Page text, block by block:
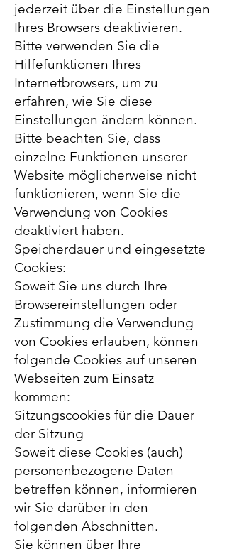
jederzeit über die Einstellungen
Ihres Browsers deaktivieren.
Bitte verwenden Sie die
Hilfefunktionen Ihres
Internetbrowsers, um zu
erfahren, wie Sie diese
Einstellungen ändern können.
Bitte beachten Sie, dass
einzelne Funktionen unserer
Website möglicherweise nicht
funktionieren, wenn Sie die
Verwendung von Cookies
deaktiviert haben.
Speicherdauer und eingesetzte
Cookies:
Soweit Sie uns durch Ihre
Browsereinstellungen oder
Zustimmung die Verwendung
von Cookies erlauben, können
folgende Cookies auf unseren
Webseiten zum Einsatz
kommen:
Sitzungscookies für die Dauer
der Sitzung
Soweit diese Cookies (auch)
personenbezogene Daten
betreffen können, informieren
wir Sie darüber in den
folgenden Abschnitten.
Sie können über Ihre